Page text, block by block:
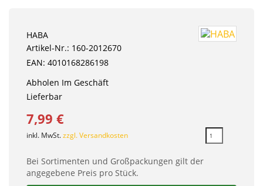
HABA
Artikel-Nr.: 160-2012670
EAN: 4010168286198
Abholen Im Geschäft
Lieferbar
7,99 €
inkl. MwSt.zzgl. Versandkosten
Bei Sortimenten und Großpackungen gilt der
angegebene Preis pro Stück.